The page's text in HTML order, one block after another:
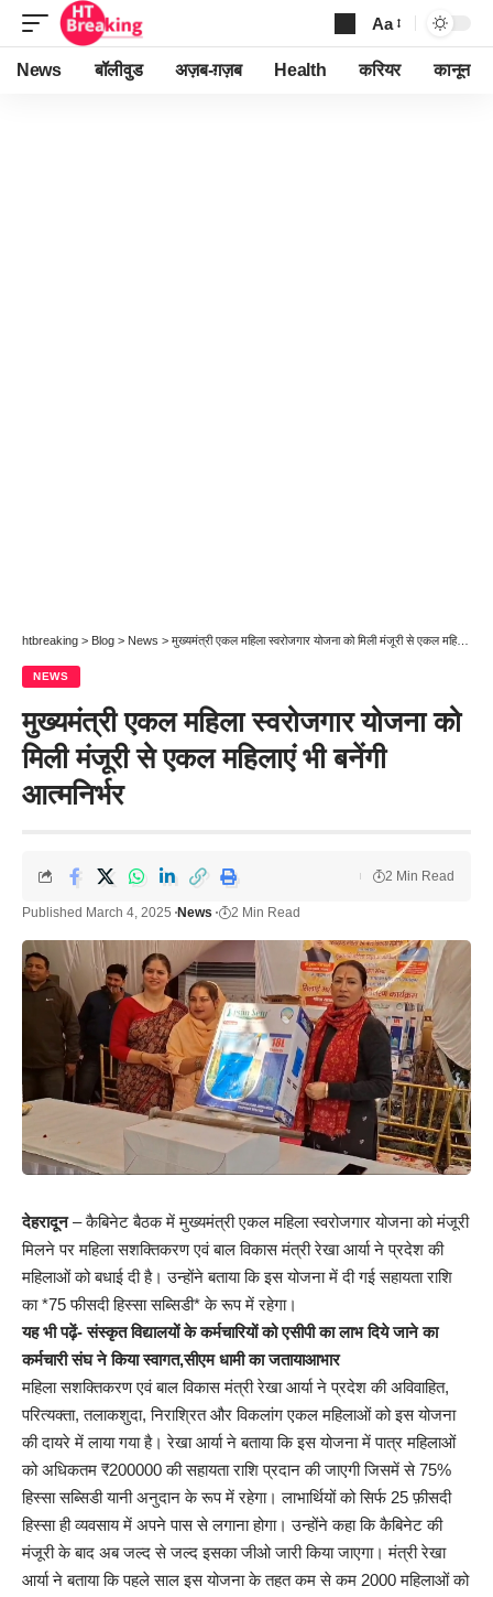
Font
Resizer
Aa
News बॉलीवुड अज़ब-ग़ज़ब Health करियर कानून
htbreaking > Blog > News > मुख्यमंत्री एकल महिला स्वरोजगार योजना को मिली मंजूरी से एकल महिलाएं भी बनेंगी आत्मनिर्भर
NEWS
मुख्यमंत्री एकल महिला स्वरोजगार योजना को
मिली मंजूरी से एकल महिलाएं भी बनेंगी
आत्मनिर्भर
Published March 4, 2025 News 2 Min Read
2 Min Read
देहरादून– कैबिनेट बैठक में मुख्यमंत्री एकल महिला स्वरोजगार योजना को मंजूरी
मिलने पर महिला सशक्तिकरण एवं बाल विकास मंत्री रेखा आर्या ने प्रदेश की
महिलाओं को बधाई दी है। उन्होंने बताया कि इस योजना में दी गई सहायता राशि
का *75 फीसदी हिस्सा सब्सिडी* के रूप में रहेगा।
यह भी पढ़ें-संस्कृत विद्यालयों के कर्मचारियों को एसीपी का लाभ दिये जाने का
कर्मचारी संघ ने किया स्वागत,सीएम धामी का जतायाआभार
महिला सशक्तिकरण एवं बाल विकास मंत्री रेखा आर्या ने प्रदेश की अविवाहित,
परित्यक्ता, तलाकशुदा, निराश्रित और विकलांग एकल महिलाओं को इस योजना
की दायरे में लाया गया है। रेखा आर्या ने बताया कि इस योजना में पात्र महिलाओं
को अधिकतम ₹200000 की सहायता राशि प्रदान की जाएगी जिसमें से 75%
हिस्सा सब्सिडी यानी अनुदान के रूप में रहेगा। लाभार्थियों को सिर्फ 25 फ़ीसदी
हिस्सा ही व्यवसाय में अपने पास से लगाना होगा। उन्होंने कहा कि कैबिनेट की
मंजूरी के बाद अब जल्द से जल्द इसका जीओ जारी किया जाएगा। मंत्री रेखा
आर्या ने बताया कि पहले साल इस योजना के तहत कम से कम 2000 महिलाओं को